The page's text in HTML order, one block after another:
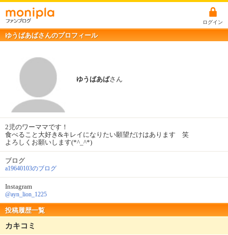
ログイン
ゆうばあばさんのプロフィール
ゆうばあばさん
2児のワーママです！
食べること大好き&キレイになりたい願望だけはあります 笑
よろしくお願いします(*^_^*)
ブログ
a19640103のブログ
Instagram
@ayn_lion_1225
投稿履歴一覧
カキコミ